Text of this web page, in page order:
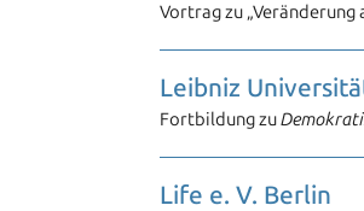
Vortrag zu „Veränderung
Leibniz
Fortbildung zu
Life e. V. Berlin